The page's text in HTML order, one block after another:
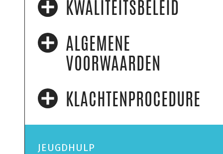
KWALITEITSBELEID
ALGEMENE
VOORWAARDEN
KLACHTENPROCEDURE
JEUGDHULP